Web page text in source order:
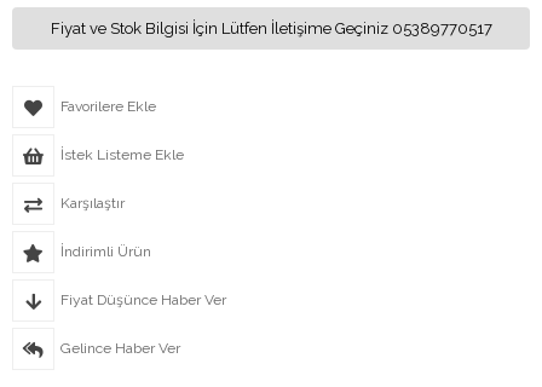
Fiyat ve Stok Bilgisi İçin Lütfen İletişime Geçiniz 05389770517
Favorilere Ekle
İstek Listeme Ekle
Karşılaştır
İndirimli Ürün
Fiyat Düşünce Haber Ver
Gelince Haber Ver